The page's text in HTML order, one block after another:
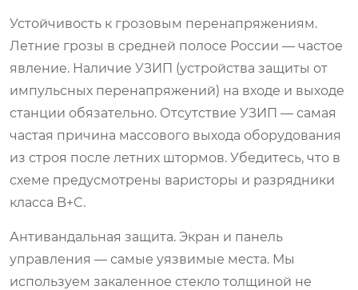
Устойчивость к грозовым перенапряжениям.
Летние грозы в средней полосе России — частое
явление. Наличие УЗИП (устройства защиты от
импульсных перенапряжений) на входе и выходе
станции обязательно. Отсутствие УЗИП — самая
частая причина массового выхода оборудования
из строя после летних штормов. Убедитесь, что в
схеме предусмотрены варисторы и разрядники
класса B+C.
Антивандальная защита. Экран и панель
управления — самые уязвимые места. Мы
используем закаленное стекло толщиной не